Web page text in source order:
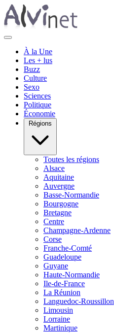
À la Une
Les + lus
Buzz
Culture
Sexo
Sciences
Politique
Économie
Régions
Toutes les régions
Alsace
Aquitaine
Auvergne
Basse-Normandie
Bourgogne
Bretagne
Centre
Champagne-Ardenne
Corse
Franche-Comté
Guadeloupe
Guyane
Haute-Normandie
Ile-de-France
La Réunion
Languedoc-Roussillon
Limousin
Lorraine
Martinique